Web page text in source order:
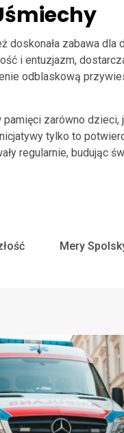
doskonała zabawa dla
i entuzjazm,
odblaskową
zarówno
tylko to
regularnie, budując
Mery